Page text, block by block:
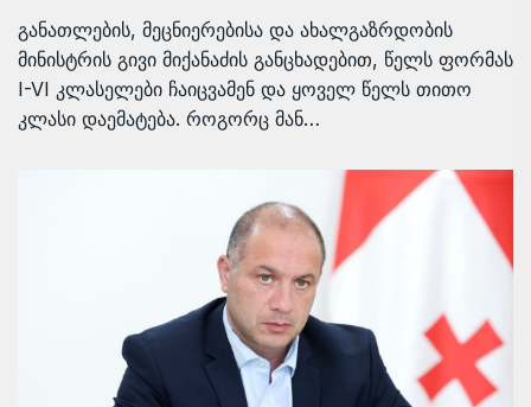
განათლების, მეცნიერებისა და ახალგაზრდობის
მინისტრის გივი მიქანაძის განცხადებით, წელს ფორმას
I-VI კლასელები ჩაიცვამენ და ყოველ წელს თითო
კლასი დაემატება. როგორც მან…